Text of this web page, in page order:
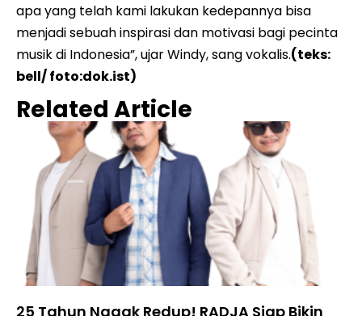
apa yang telah kami lakukan kedepannya bisa
menjadi sebuah inspirasi dan motivasi bagi pecinta
musik di Indonesia”, ujar Windy, sang vokalis.(teks:
bell/ foto:dok.ist)
Related Article
25 Tahun Nggak Redup! RADJA Siap Bikin